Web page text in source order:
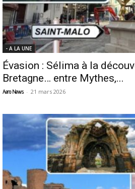
- A LA UNE
Évasion : Sélima à la
Bretagne… entre Mythes,...
Aero News - 21 mars 2026